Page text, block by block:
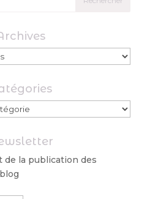
de la publication des